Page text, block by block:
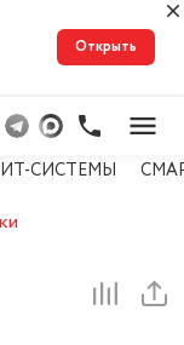
Открыть
СИСТЕМЫ